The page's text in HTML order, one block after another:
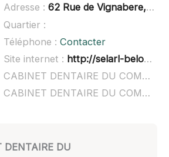
Adresse : 62 Rue de Vignabere, 31210 Gourdan-Polignan
Quartier :
Téléphone : Contacter
Site internet : http://selarl-belon-belmebrouk.chirurgiens-dentistes.fr/
CABINET DENTAIRE DU COMMINGES à domicile :
CABINET DENTAIRE DU COMMINGES ouvert dimanche :
DENTAIRE DU